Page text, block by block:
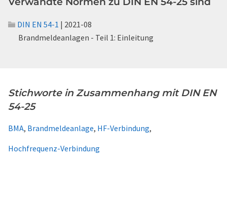
DIN EN 54-1 | 2021-08
Brandmeldeanlagen - Teil 1: Einleitung
Stichworte in Zusammenhang mit DIN EN
54-25
BMA, Brandmeldeanlage, HF-Verbindung,
Hochfrequenz-Verbindung